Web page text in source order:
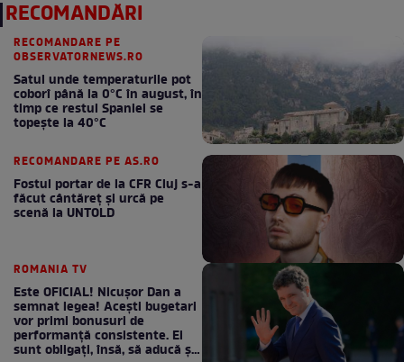
RECOMANDĂRI
RECOMANDARE PE
OBSERVATORNEWS.RO
Satul unde temperaturile pot
coborî până la 0°C în august, în
timp ce restul Spaniei se
topește la 40°C
RECOMANDARE PE AS.RO
Fostul portar de la CFR Cluj s-a
făcut cântăreţ şi urcă pe
scenă la UNTOLD
ROMANIA TV
Este OFICIAL! Nicușor Dan a
semnat legea! Acești bugetari
vor primi bonusuri de
performanță consistente. Ei
sunt obligați, însă, să aducă și